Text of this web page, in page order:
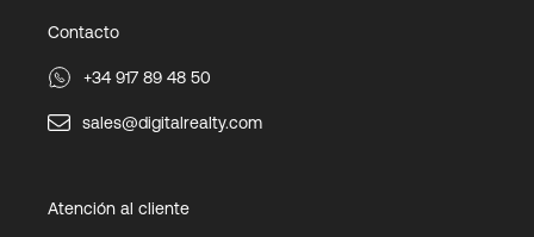
Contacto
+34 917 89 48 50
sales@digitalrealty.com
Atención al cliente